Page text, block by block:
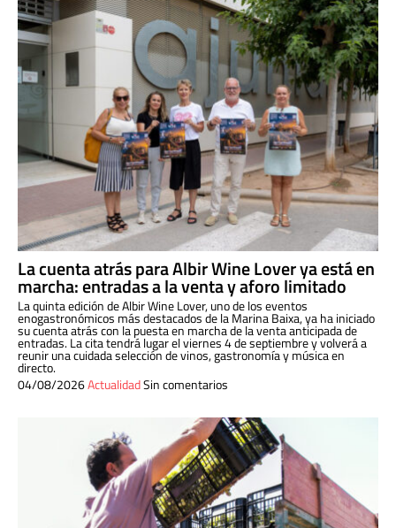
La cuenta atrás para Albir Wine Lover ya está en
marcha: entradas a la venta y aforo limitado
La quinta edición de Albir Wine Lover, uno de los eventos
enogastronómicos más destacados de la Marina Baixa, ya ha iniciado
su cuenta atrás con la puesta en marcha de la venta anticipada de
entradas. La cita tendrá lugar el viernes 4 de septiembre y volverá a
reunir una cuidada selección de vinos, gastronomía y música en
directo.
04/08/2026ActualidadSin comentarios